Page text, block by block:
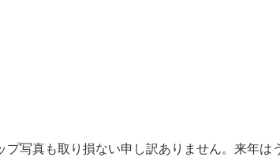
写真も取り損ない申し訳ありません。来年は